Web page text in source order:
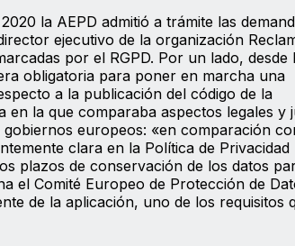
la AEPD admitió a trámite las
ejecutivo de la organización
por el RGPD. Por un lado, desde
obligatoria para poner en marcha una
a la publicación del código de la
la que comparaba aspectos legales y
europeos: «en comparación
clara en la Política de Privacidad
plazos de conservación de los datos
el Comité Europeo de Protección de
de la aplicación, uno de los requisitos